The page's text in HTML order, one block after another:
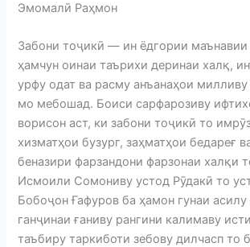
Эмомалӣ Раҳмон
Забони тоҷикӣ — ин ёдгории
ҳамчун оинаи таърихи деринаи халқ,
урфу одат ва расму анъанаҳои
мо мебошад. Боиси сарфарозиву
ворисон аст, ки забони тоҷикӣ то
хизматҳои бузург, заҳматҳои бедареғ
беназири фарзандони фарзонаи халқи
Исмоили Сомониву устод Рӯдакӣ то
Бобоҷон Ғафуров ба ҳамон гунаи асилу
ганҷинаи ғаниву рангини калимаву
таъбиру таркиботи зебову дилчасп то